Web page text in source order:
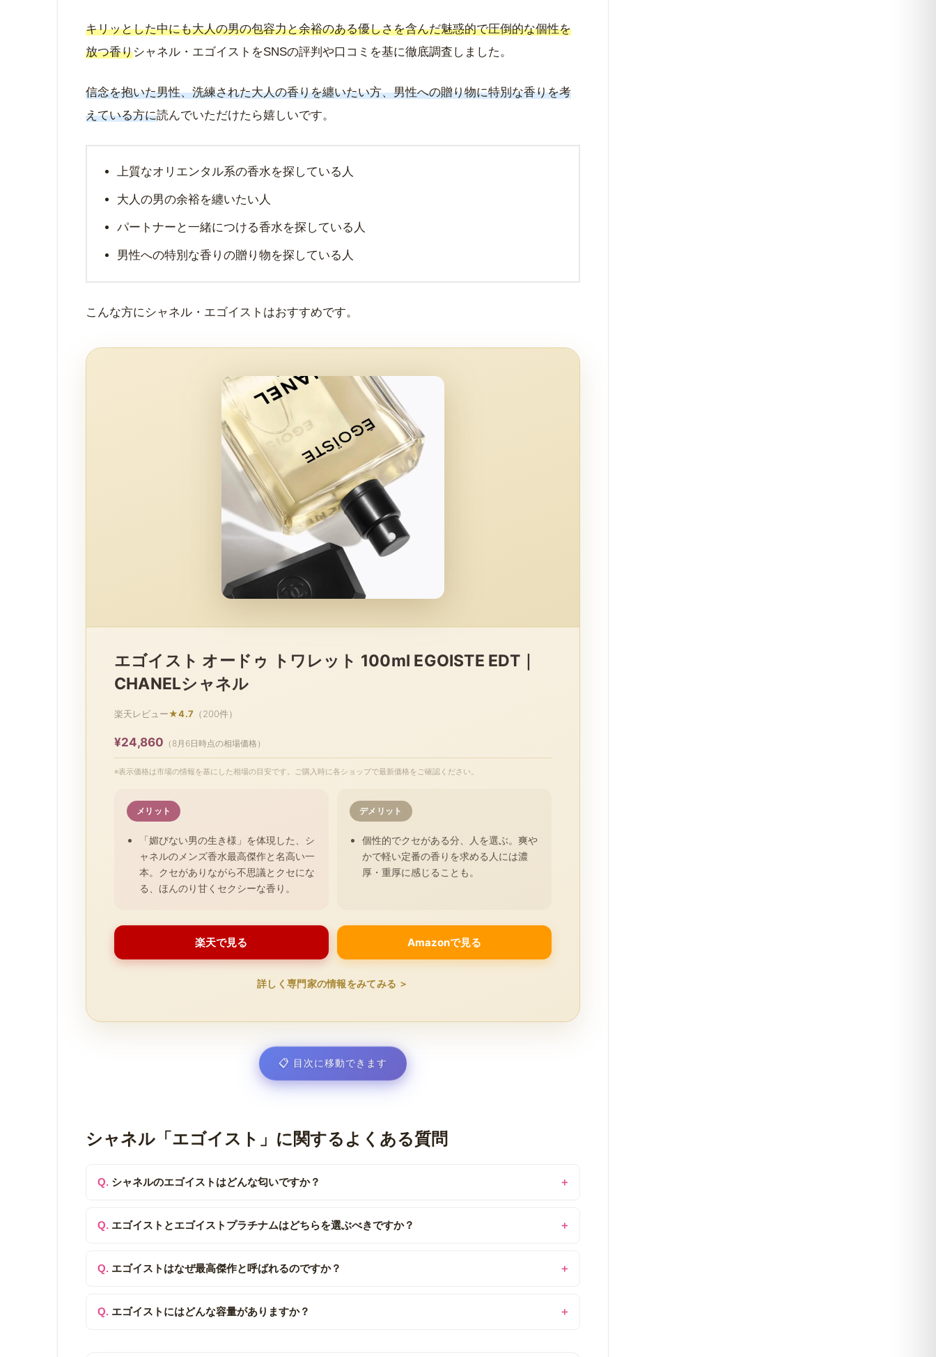
キリッとした中にも大人の男の包容力と余裕のある優しさを含んだ魅惑的で圧倒的な個性を
放つ香りシャネル・エゴイストをSNSの評判や口コミを基に徹底調査しました。
信念を抱いた男性、洗練された大人の香りを纏いたい方、男性への贈り物に特別な香りを考
えている方に読んでいただけたら嬉しいです。
上質なオリエンタル系の香水を探している人
大人の男の余裕を纏いたい人
パートナーと一緒につける香水を探している人
男性への特別な香りの贈り物を探している人
こんな方にシャネル・エゴイストはおすすめです。
エゴイスト オードゥ トワレット 100ml EGOISTE EDT｜
CHANELシャネル
楽天レビュー★4.7 （200件）
¥24,860 （8月6日時点の相場価格）
※表示価格は市場の情報を基にした相場の目安です。ご購入時に各ショップで最新価格をご確認ください。
メリット
「媚びない男の生き様」を体現した、シ
ャネルのメンズ香水最高傑作と名高い一
本。クセがありながら不思議とクセにな
る、ほんのり甘くセクシーな香り。
デメリット
個性的でクセがある分、人を選ぶ。爽や
かで軽い定番の香りを求める人には濃
厚・重厚に感じることも。
楽天で見る Amazonで見る
詳しく専門家の情報をみてみる ＞
📋 目次に移動できます
シャネル「エゴイスト」に関するよくある質問
シャネルのエゴイストはどんな匂いですか？
エゴイストとエゴイストプラチナムはどちらを選ぶべきですか？
エゴイストはなぜ最高傑作と呼ばれるのですか？
エゴイストにはどんな容量がありますか？